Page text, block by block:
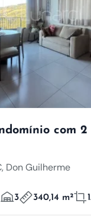
com 2
Don Guilherme
3 340,14 m²